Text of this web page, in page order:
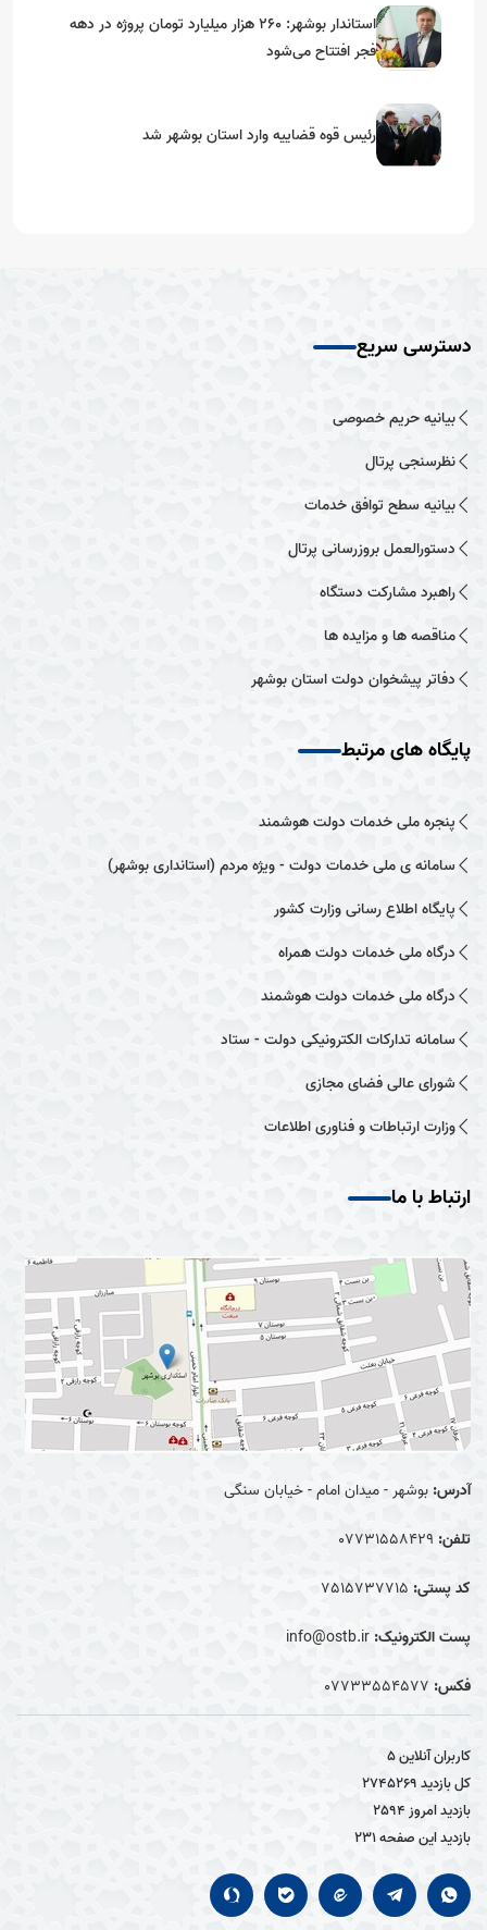
استاندار بوشهر: ۲۶۰ هزار میلیارد تومان پروژه در دهه
فجر افتتاح می‌شود
رئیس قوه قضاییه وارد استان بوشهر شد
دسترسی سریع
بیانیه حریم خصوصی
نظرسنجی پرتال
بیانیه سطح توافق خدمات
دستورالعمل بروزرسانی پرتال
راهبرد مشارکت دستگاه
مناقصه ها و مزایده ها
دفاتر پیشخوان دولت استان بوشهر
پایگاه های مرتبط
پنجره ملی خدمات دولت هوشمند
سامانه ی ملی خدمات دولت - ویژه مردم (استانداری بوشهر)
پایگاه اطلاع رسانی وزارت کشور
درگاه ملی خدمات دولت همراه
درگاه ملی خدمات دولت هوشمند
سامانه تدارکات الکترونیکی دولت - ستاد
شورای عالی فضای مجازی
وزارت ارتباطات و فناوری اطلاعات
ارتباط با ما
آدرس: بوشهر - میدان امام - خیابان سنگی
تلفن: 07731558429
کد پستی: 7515737715
پست الکترونیک: info@ostb.ir
فکس: 07733554577
کاربران آنلاین5
کل بازدید2745269
بازدید امروز 2594
بازدید این صفحه231